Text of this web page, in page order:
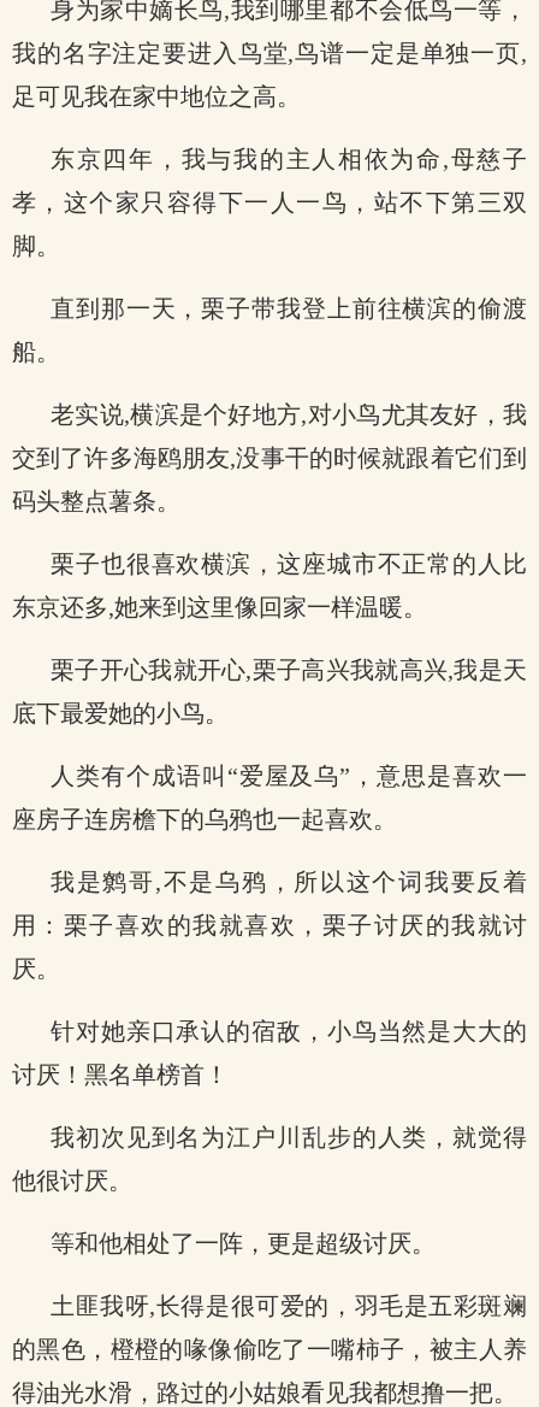
身为家中嫡长鸟,我到哪里都不会低鸟一等，
我的名字注定要进入鸟堂,鸟谱一定是单独一页,
足可见我在家中地位之高。
东京四年，我与我的主人相依为命,母慈子
孝，这个家只容得下一人一鸟，站不下第三双
脚。
直到那一天，栗子带我登上前往横滨的偷渡
船。
老实说,横滨是个好地方,对小鸟尤其友好，我
交到了许多海鸥朋友,没事干的时候就跟着它们到
码头整点薯条。
栗子也很喜欢横滨，这座城市不正常的人比
东京还多,她来到这里像回家一样温暖。
栗子开心我就开心,栗子高兴我就高兴,我是天
底下最爱她的小鸟。
人类有个成语叫“爱屋及乌”，意思是喜欢一
座房子连房檐下的乌鸦也一起喜欢。
我是鹩哥,不是乌鸦，所以这个词我要反着
用：栗子喜欢的我就喜欢，栗子讨厌的我就讨
厌。
针对她亲口承认的宿敌，小鸟当然是大大的
讨厌！黑名单榜首！
我初次见到名为江户川乱步的人类，就觉得
他很讨厌。
等和他相处了一阵，更是超级讨厌。
土匪我呀,长得是很可爱的，羽毛是五彩斑斓
的黑色，橙橙的喙像偷吃了一嘴柿子，被主人养
得油光水滑，路过的小姑娘看见我都想撸一把。